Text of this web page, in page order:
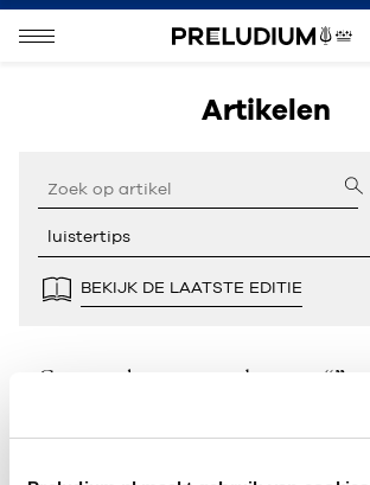
Artikelen
BEKIJK DE LAATSTE EDITIE
Geen resultaten gevonden voor “”.